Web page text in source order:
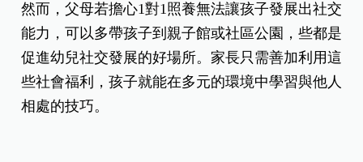
然而，父母若擔心1對1照養無法讓孩子發展出社交
能力，可以多帶孩子到親子館或社區公園，些都是
促進幼兒社交發展的好場所。家長只需善加利用這
些社會福利，孩子就能在多元的環境中學習與他人
相處的技巧。